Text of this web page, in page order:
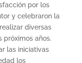
por los
y celebraron la
diversas
próximos años.
las iniciativas
los